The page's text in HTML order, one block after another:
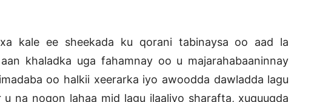
kale ee sheekada ku qorani tabinaysa oo aad la
khaladka uga fahamnay oo u majarahabaaninnay
oo halkii xeerarka iyo awoodda dawladda lagu
na noqon lahaa mid lagu ilaaliyo sharafta, xuquuqda